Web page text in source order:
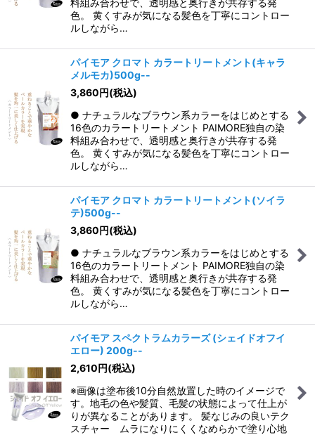
料組み合わせで、透明感と奥行きが共存する発
色。 黄くすみが気になる髪色を丁寧にコントロー
ルしながら…
パイモア クロマト カラートリートメント(キャラ
メルモカ)500g--
3,860円(税込)
● ナチュラルなブラウン系カラーをはじめとする
16色のカラートリートメント PAIMORE独自の染
料組み合わせで、透明感と奥行きが共存する発
色。 黄くすみが気になる髪色を丁寧にコントロー
ルしながら…
パイモア クロマト カラートリートメント(ソイラ
テ)500g--
3,860円(税込)
● ナチュラルなブラウン系カラーをはじめとする
16色のカラートリートメント PAIMORE独自の染
料組み合わせで、透明感と奥行きが共存する発
色。 黄くすみが気になる髪色を丁寧にコントロー
ルしながら…
パイモア スペクトラムカラーズ (シェイドオフイ
エロー) 200g--
2,610円(税込)
※画像は塗布後10分自然放置した時のイメージで
す。地毛の色や髪質、毛髪の状態によって仕上が
りが異なることがあります。 髪なじみの良いテク
スチャー ムラになりにくくなめらかで塗り心地